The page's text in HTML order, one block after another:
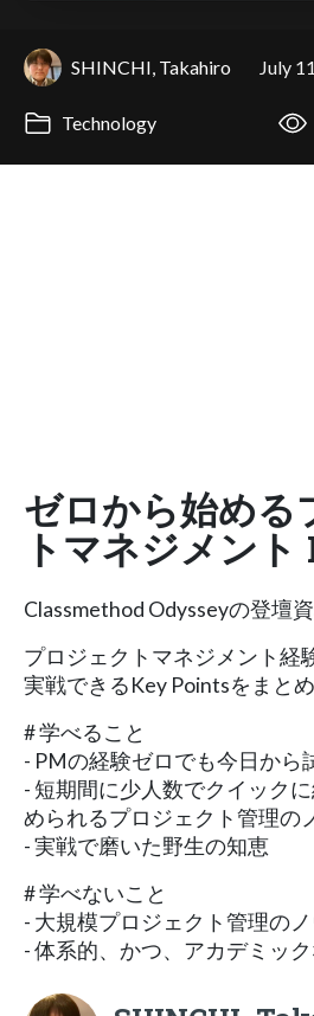
SHINCHI, Takahiro July
Technology
ゼロから始める
トマネジメン
Classmethod Odysseyの登壇資
プロジェクトマネジメント経
実戦できるKey Pointsをまとめ
# 学べること
- PMの経験ゼロでも今日から
- 短期間に少人数でクイック
められるプロジェクト管理の
- 実戦で磨いた野生の知恵
# 学べないこと
- 大規模プロジェクト管理の
- 体系的、かつ、アカデミッ